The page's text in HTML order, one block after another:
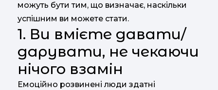
можуть бути тим, що визначає, наскільки
успішним ви можете стати.
1. Ви вмієте давати/
дарувати, не чекаючи
нічого взамін
Емоційно розвинені люди здатні